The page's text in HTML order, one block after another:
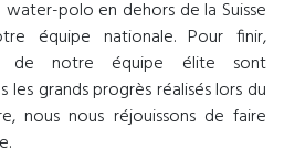
polo en dehors de la Suisse
équipe nationale. Pour finir,
de notre équipe élite sont
les grands progrès réalisés lors du
nous nous réjouissons de faire